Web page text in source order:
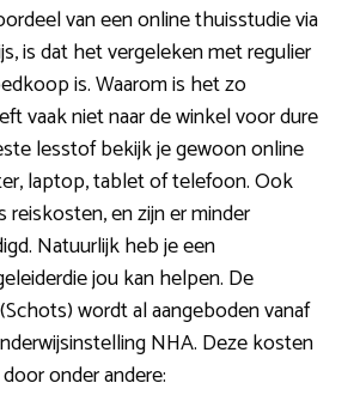
van een online thuisstudie via
is dat het vergeleken met regulier
is. Waarom is het zo
vaak niet naar de winkel voor dure
lesstof bekijk je gewoon online
laptop, tablet of telefoon. Ook
reiskosten, en zijn er minder
Natuurlijk heb je een
jou kan helpen. De
wordt al aangeboden vanaf
NHA. Deze kosten
onder andere: